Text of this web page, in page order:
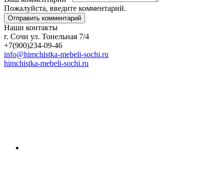
Пожалуйста, введите комментарий.
Наши контакты
г. Сочи ул. Тонельная 7/4
+7(900)234-09-46
info@himchistka-mebeli-sochi.ru
himchistka-mebeli-sochi.ru